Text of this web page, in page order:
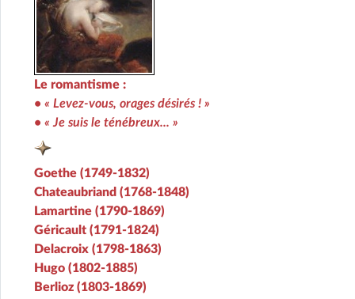
Le romantisme :
• « Levez-vous, orages désirés ! »
• « Je suis le ténébreux... »
Goethe (1749-1832)
Chateaubriand (1768-1848)
Lamartine (1790-1869)
Géricault (1791-1824)
Delacroix (1798-1863)
Hugo (1802-1885)
Berlioz (1803-1869)